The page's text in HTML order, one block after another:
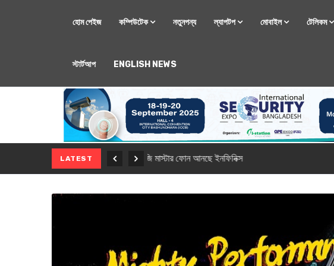
হোম পেইজ কম্পিউটেক নতুনপন্য ল্যাপটপ মোবাইল টেলিকম
স্টার্টআপ ENGLISH NEWS
LATEST মোবাইল নতুন সি-সিরিজ স্মার্টফোন নিয়ে আসছে রিয়েলমি